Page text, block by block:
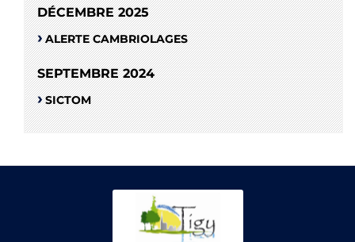
DÉCEMBRE 2025
ALERTE CAMBRIOLAGES
SEPTEMBRE 2024
SICTOM